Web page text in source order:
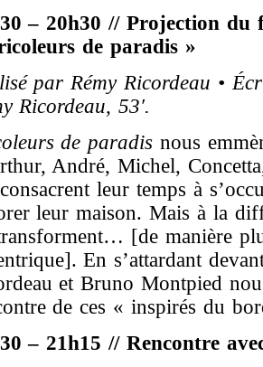
– 20h30 // Projection du
de paradis »
par Rémy Ricordeau •
Ricordeau, 53′.
de paradis nous
André, Michel,
leur temps à
leur maison. Mais à la
[de manière
En s’attardant
et Bruno Montpied
de ces « inspirés du
– 21h15 // Rencontre